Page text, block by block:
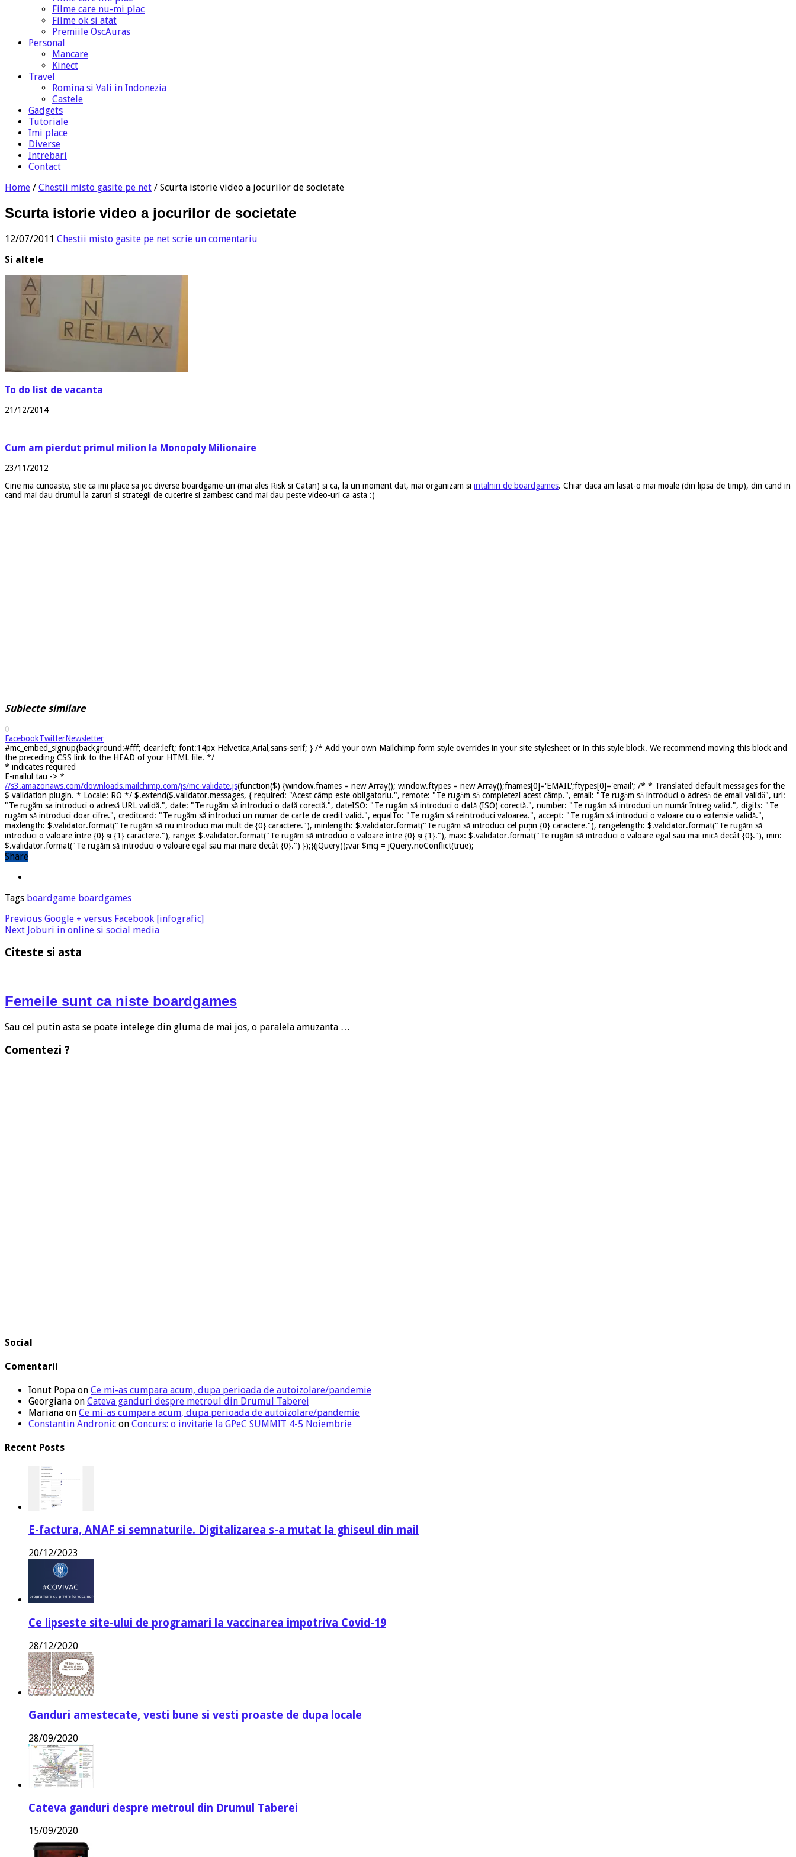
Filme care nu-mi plac
Filme ok si atat
Premiile OscAuras
Personal
Mancare
Kinect
Travel
Romina si Vali in Indonezia
Castele
Gadgets
Tutoriale
Imi place
Diverse
Intrebari
Contact
Home / Chestii misto gasite pe net / Scurta istorie video a jocurilor de societate
Scurta istorie video a jocurilor de societate
12/07/2011 Chestii misto gasite pe net scrie un comentariu
Si altele
To do list de vacanta
21/12/2014
Cum am pierdut primul milion la Monopoly Milionaire
23/11/2012
Cine ma cunoaste, stie ca imi place sa joc diverse boardgame-uri (mai ales Risk si Catan) si ca, la un moment dat, mai organizam si intalniri de boardgames. Chiar daca am lasat-o mai moale (din lipsa de timp), din cand in
cand mai dau drumul la zaruri si strategii de cucerire si zambesc cand mai dau peste video-uri ca asta :)
Subiecte similare
0
FacebookTwitterNewsletter
#mc_embed_signup{background:#fff; clear:left; font:14px Helvetica,Arial,sans-serif; } /* Add your own Mailchimp form style overrides in your site stylesheet or in this style block. We recommend moving this block and
the preceding CSS link to the HEAD of your HTML file. */
* indicates required
E-mailul tau -> *
//s3.amazonaws.com/downloads.mailchimp.com/js/mc-validate.js(function($) {window.fnames = new Array(); window.ftypes = new Array();fnames[0]='EMAIL';ftypes[0]='email'; /* * Translated default messages for the
$ validation plugin. * Locale: RO */ $.extend($.validator.messages, { required: "Acest câmp este obligatoriu.", remote: "Te rugăm să completezi acest câmp.", email: "Te rugăm să introduci o adresă de email validă", url:
"Te rugăm sa introduci o adresă URL validă.", date: "Te rugăm să introduci o dată corectă.", dateISO: "Te rugăm să introduci o dată (ISO) corectă.", number: "Te rugăm să introduci un număr întreg valid.", digits: "Te
rugăm să introduci doar cifre.", creditcard: "Te rugăm să introduci un numar de carte de credit valid.", equalTo: "Te rugăm să reintroduci valoarea.", accept: "Te rugăm să introduci o valoare cu o extensie validă.",
maxlength: $.validator.format("Te rugăm să nu introduci mai mult de {0} caractere."), minlength: $.validator.format("Te rugăm să introduci cel puțin {0} caractere."), rangelength: $.validator.format("Te rugăm să
introduci o valoare între {0} și {1} caractere."), range: $.validator.format("Te rugăm să introduci o valoare între {0} și {1}."), max: $.validator.format("Te rugăm să introduci o valoare egal sau mai mică decât {0}."), min:
$.validator.format("Te rugăm să introduci o valoare egal sau mai mare decât {0}.") });}(jQuery));var $mcj = jQuery.noConflict(true);
Share
Tags boardgame boardgames
Previous Google + versus Facebook [infografic]
Next Joburi in online si social media
Citeste si asta
Femeile sunt ca niste boardgames
Sau cel putin asta se poate intelege din gluma de mai jos, o paralela amuzanta …
Comentezi ?
Social
Comentarii
Ionut Popa on Ce mi-as cumpara acum, dupa perioada de autoizolare/pandemie
Georgiana on Cateva ganduri despre metroul din Drumul Taberei
Mariana on Ce mi-as cumpara acum, dupa perioada de autoizolare/pandemie
Constantin Andronic on Concurs: o invitație la GPeC SUMMIT 4-5 Noiembrie
Recent Posts
E-factura, ANAF si semnaturile. Digitalizarea s-a mutat la ghiseul din mail
20/12/2023
Ce lipseste site-ului de programari la vaccinarea impotriva Covid-19
28/12/2020
Ganduri amestecate, vesti bune si vesti proaste de dupa locale
28/09/2020
Cateva ganduri despre metroul din Drumul Taberei
15/09/2020